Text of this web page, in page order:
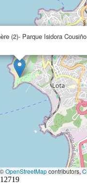
(2)- Parque Isidora Cousiño
OpenStreetMapcontributors,